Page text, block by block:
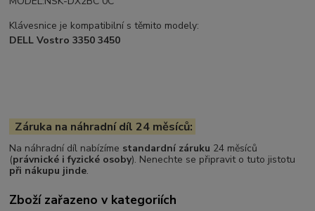
Klávesnice je kompatibilní s těmito modely:
DELL Vostro 3350 3450
Záruka na náhradní díl 24 měsíců:
Na náhradní díl nabízíme standardní záruku 24 měsíců
(právnické i fyzické osoby). Nenechte se připravit o tuto jistotu
při nákupu jinde.
Zboží zařazeno v kategoriích